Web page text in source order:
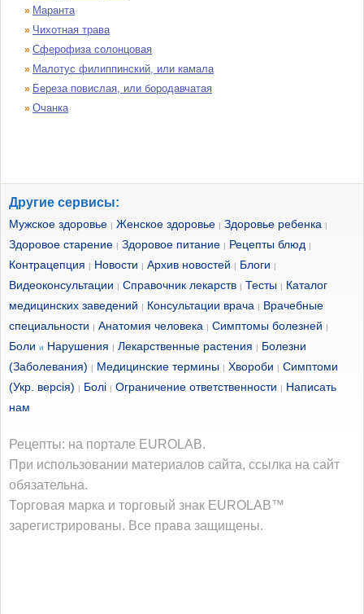
» Маранта
» Чихотная трава
» Сферофиза солонцовая
» Малотус филиппинский, или камала
» Береза повислая, или бородавчатая
» Очанка
Другие сервисы:
Мужское здоровье | Женское здоровье | Здоровье ребенка |
Здоровое старение | Здоровое питание | Рецепты блюд |
Контрацепция | Новости | Архив новостей | Блоги |
Видеоконсультации | Справочник лекарств | Тесты | Каталог
медицинских заведений | Консультации врача | Врачебные
специальности | Анатомия человека | Симптомы болезней |
Боли и Нарушения | Лекарственные растения | Болезни
(Заболевания) | Медицинские термины | Хвороби | Симптоми
(Укр. версія) | Болі | Ограничение ответственности | Написать
нам
Рецепты: на портале EUROLAB.
При использовании материалов сайта, ссылка на сайт
обязательна.
Торговая марка и торговый знак EUROLAB™
зарегистрированы. Все права защищены.